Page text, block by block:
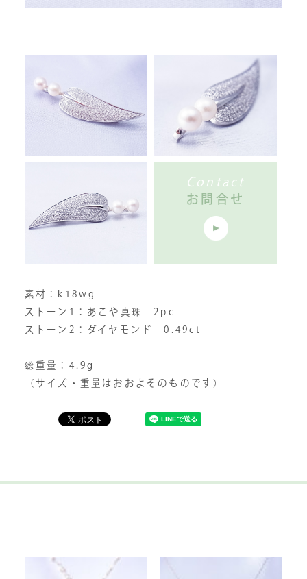
素材：k18wg
ストーン1：あこや真珠 2pc
ストーン2：ダイヤモンド 0.49ct
総重量：4.9g
（サイズ・重量はおおよそのものです）
Contact
お問合せ